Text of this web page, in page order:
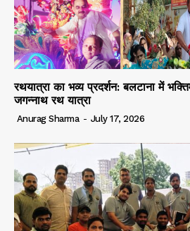
रथयात्रा का भव्य प्रदर्शन: बलटाना में
जगन्नाथ रथ यात्रा
Anurag Sharma - July 17, 2026